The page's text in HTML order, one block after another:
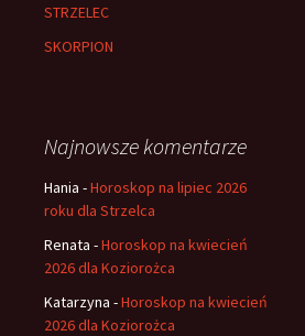
STRZELEC
SKORPION
Najnowsze komentarze
Hania -Horoskop na lipiec 2026
roku dla Strzelca
Renata -Horoskop na kwiecień
2026 dla Koziorożca
Katarzyna -Horoskop na kwiecień
2026 dla Koziorożca